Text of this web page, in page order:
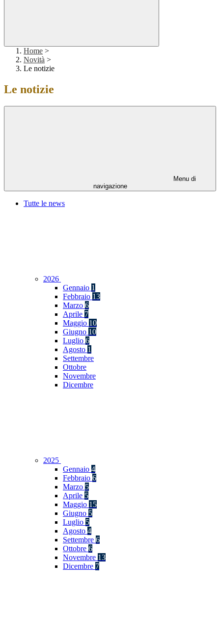
Home >
Novità >
Le notizie
Le notizie
Menu di
navigazione
Tutte le news
2026
Gennaio 1
Febbraio 13
Marzo 6
Aprile 7
Maggio 10
Giugno 10
Luglio 6
Agosto 1
Settembre
Ottobre
Novembre
Dicembre
2025
Gennaio 4
Febbraio 6
Marzo 5
Aprile 5
Maggio 15
Giugno 5
Luglio 5
Agosto 4
Settembre 6
Ottobre 6
Novembre 13
Dicembre 7